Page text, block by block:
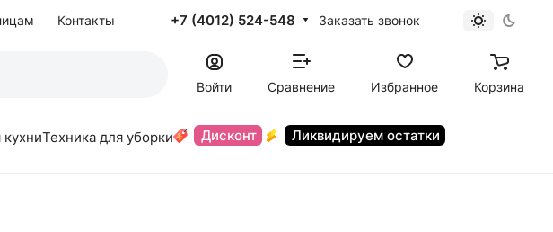
Контакты +7 (4012) 524-548 Заказать звонок
Войти Сравнение Избранное Корзина
Техника для уборки Дисконт Ликвидируем остатки